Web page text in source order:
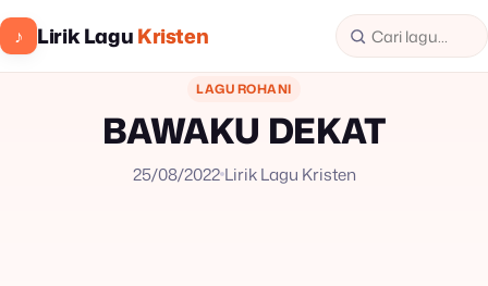
♪ Lirik LaguKristen
LAGU ROHANI
BAWAKU DEKAT
25/08/2022Lirik Lagu Kristen